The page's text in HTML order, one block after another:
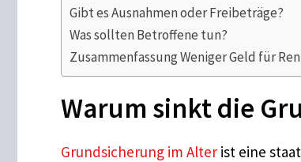
Gibt es Ausnahmen oder Freibeträge?
Was sollten Betroffene tun?
Zusammenfassung Weniger Geld für
Warum sinkt die
Grundsicherung im Alter ist eine